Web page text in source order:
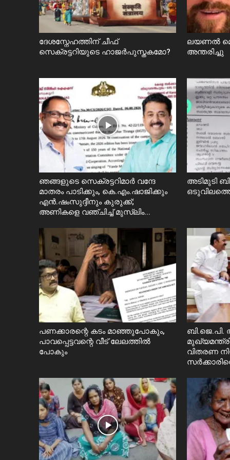
ദേശസ്നേഹത്തിന് ചീഫ്
സെക്രട്ടറിയുടെ ഹാജർപുസ്തകമോ?
ലയണൽ
അന്തരിച്ചു
ഞങ്ങളുടെ സെക്രട്ടറിമാർ വന്ദേ
മാതരം പാടിക്കും, കെ.എം.ഷാജിക്കും
എൻ.ഷംസുദ്ദീനും കുരുക്ക്;
അണികളെ വഞ്ചിച്ച് മുസ്ലിം...
അടിമുടി
പണക്കാരന്റെ കടം മാഞ്ഞുപോകും,
പാവപ്പെട്ടവന്റെ വീട് ലേലത്തിൽ
പോകും
ബി.ജെ.പി.
വിതരണ